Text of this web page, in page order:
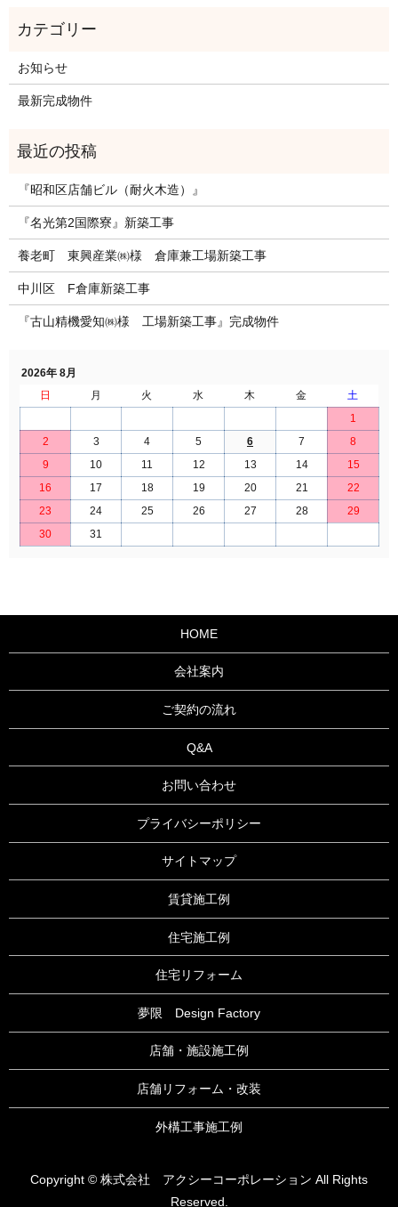
お知らせ
最新完成物件
『昭和区店舗ビル（耐火木造）』
『名光第2国際寮』新築工事
養老町 東興産業㈱様 倉庫兼工場新築工事
中川区 F倉庫新築工事
『古山精機愛知㈱様 工場新築工事』完成物件
2026年 8月
日
月 火 水 木 金
土
1
2
3 4 5 6 7
8
9
10 11 12 13 14
15
16
17 18 19 20 21
22
23
24 25 26 27 28
29
30
31
HOME
会社案内
ご契約の流れ
Q&A
お問い合わせ
プライバシーポリシー
サイトマップ
賃貸施工例
住宅施工例
住宅リフォーム
夢限 Design Factory
店舗・施設施工例
店舗リフォーム・改装
外構工事施工例
Copyright © 株式会社 アクシーコーポレーション All Rights
Reserved.